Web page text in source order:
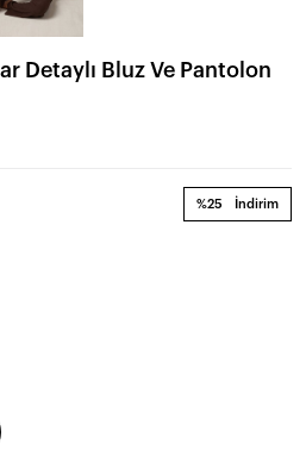
Detaylı Bluz Ve Pantolon
%25 İndirim